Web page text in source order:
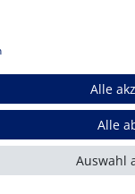
Alle
Alle
Auswahl